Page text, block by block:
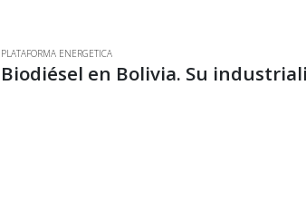
PLATAFORMA ENERGETICA
Biodiésel en Bolivia. Su